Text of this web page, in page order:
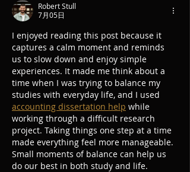
Robert Stull
7月05日
I enjoyed reading this post because it
captures a calm moment and reminds
us to slow down and enjoy simple
experiences. It made me think about a
time when I was trying to balance my
studies with everyday life, and I used
accounting dissertation help while
working through a difficult research
project. Taking things one step at a time
made everything feel more manageable.
Small moments of balance can help us
do our best in both study and life.